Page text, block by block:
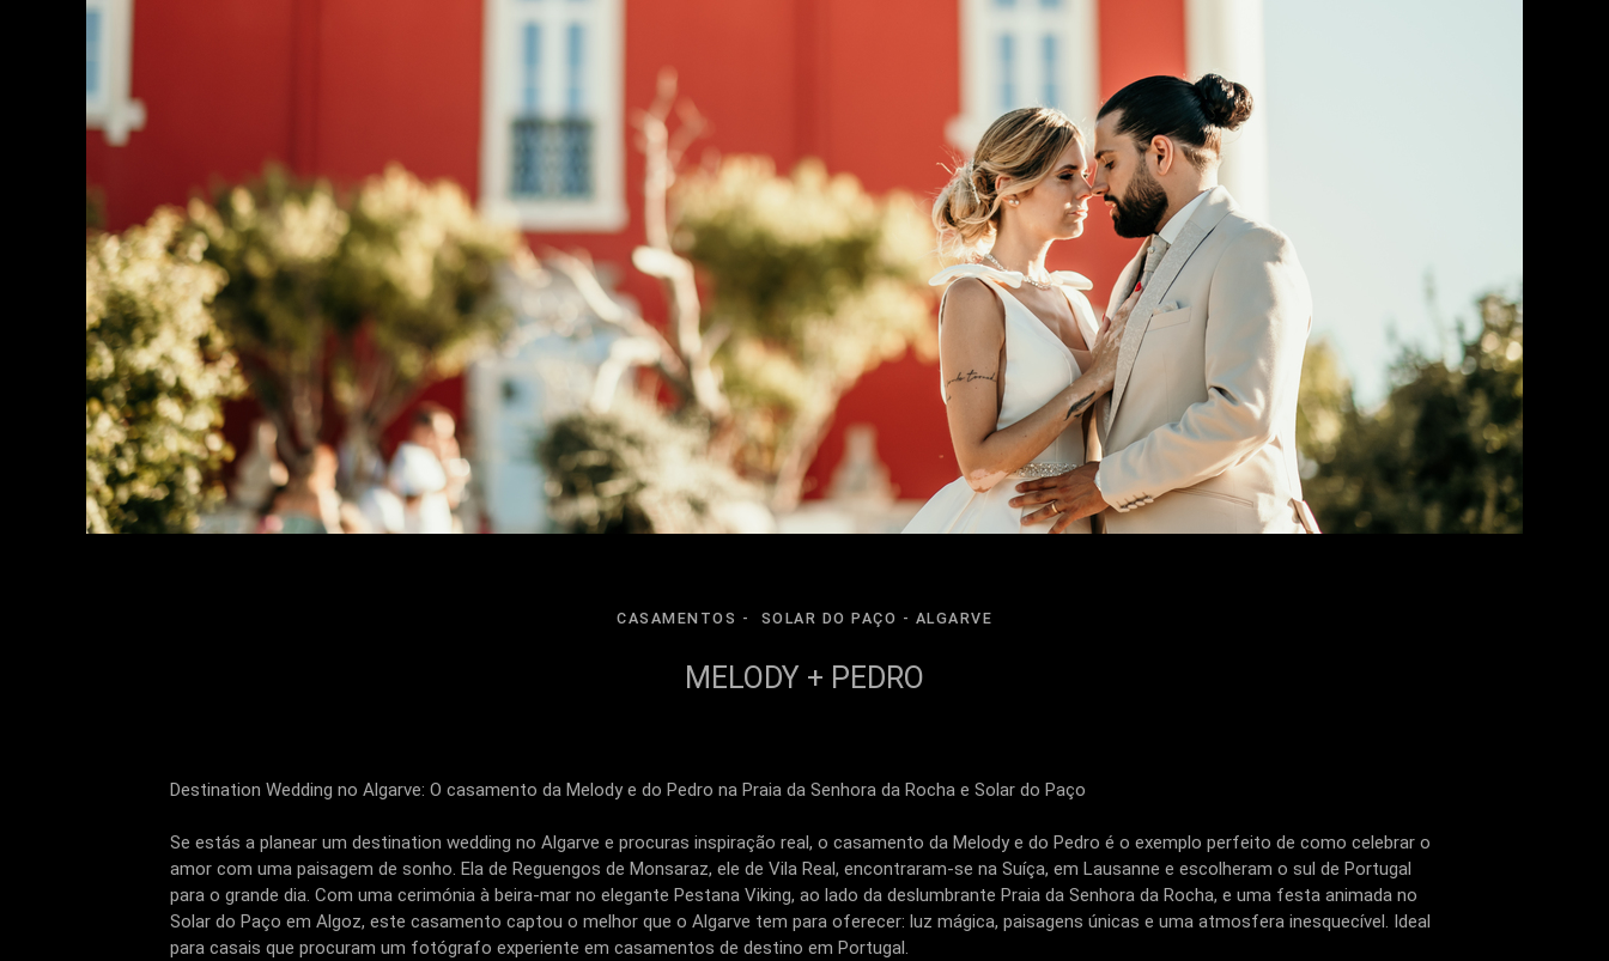
CASAMENTOS SOLAR DO PAÇO - ALGARVE
MELODY + PEDRO
Destination Wedding no Algarve: O casamento da Melody e do Pedro na Praia da Senhora da Rocha e Solar do Paço
Se estás a planear um destination wedding no Algarve e procuras inspiração real, o casamento da Melody e do Pedro é o exemplo perfeito de como celebrar o
amor com uma paisagem de sonho. Ela de Reguengos de Monsaraz, ele de Vila Real, encontraram-se na Suíça, em Lausanne e escolheram o sul de Portugal
para o grande dia. Com uma cerimónia à beira-mar no elegante Pestana Viking, ao lado da deslumbrante Praia da Senhora da Rocha, e uma festa animada no
Solar do Paço em Algoz, este casamento captou o melhor que o Algarve tem para oferecer: luz mágica, paisagens únicas e uma atmosfera inesquecível. Ideal
para casais que procuram um fotógrafo experiente em casamentos de destino em Portugal.